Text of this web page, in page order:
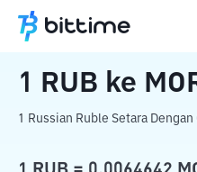
Beranda Konverter Kripto
1 RUB ke
1 Russian Ruble Setara